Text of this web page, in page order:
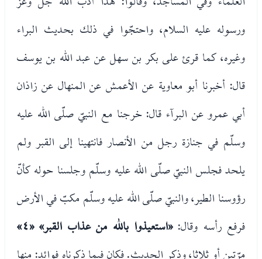
ورسوله عليه السلام، واحتجّوا في ذلك بحديث البراء
وغيره، كما قرئ على بكر بن سهل عن عبد الله بن يوسف
قال: أخبرنا أبو معاوية عن الأعمش عن المنهال عن زاذان
أبي عمرو عن البرآء قال: خرجنا مع النبيّ صلّى الله عليه
وسلّم في جنازة رجل من الأنصار فانتهينا إلى القبر ولم
يلحد فجلس النبيّ صلّى الله عليه وسلّم وجلسنا حوله كأنّ
رؤوسنا الطير، والنبيّ صلّى الله عليه وسلّم مكبّ في الأرض
فرفع رأسه وقال:«استعيذوا بالله من عذاب القبر» «٤»
مرّتين أو ثلاثا، وذكر الحديث. فكان فيما ذكرناه فوائد: منها